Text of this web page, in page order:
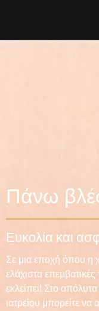
Πάνω
Ευκολία και
Σε μια εποχή όπου η
ελάχιστα
εκλείπει! Στο
ιατρείου μπορείτε